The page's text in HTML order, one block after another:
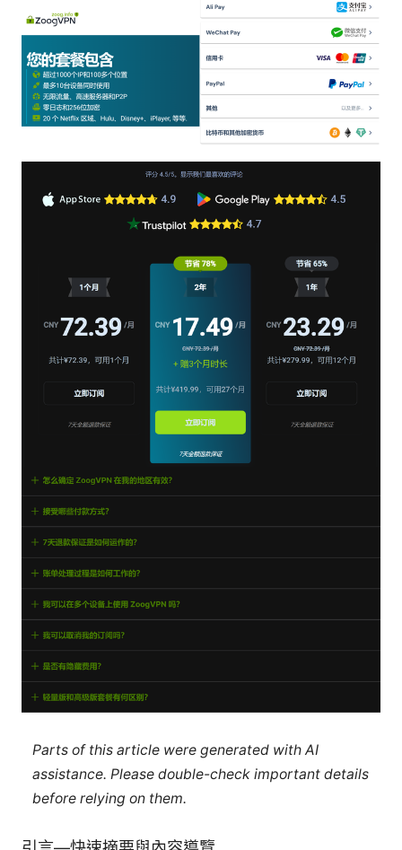
Parts of this article were generated with AI
assistance. Please double-check important details
before relying on them.